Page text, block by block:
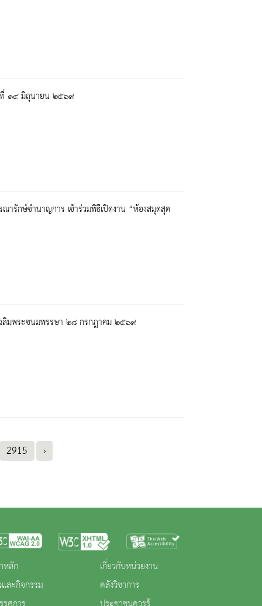
ที่ ๑๔ มิถุนายน ๒๕๖๙
ารักษ์ชำนาญการ เข้าร่วมพิธีเปิดงาน “ห้องสมุดสุด
ฉลิมพระชนมพรรษา ๒๘ กรกฎาคม ๒๕๖๙
2915 ›
หลัก
ละกิจกรรม
เกี่ยวกับหน่วยงาน
คลังวิชาการ